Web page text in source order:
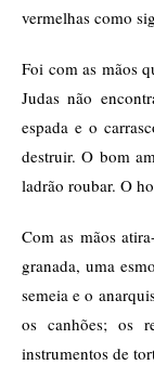
vermelhas como
Foi com as mãos
Judas não
espada e o
destruir. O bom
ladrão roubar. O
Com as mãos
granada, uma
semeia e o
os canhões; os
instrumentos de